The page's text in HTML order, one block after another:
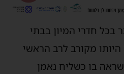
חדרי המיון בבתי
מקורב לרב הראשי
בו כשליח נאמן